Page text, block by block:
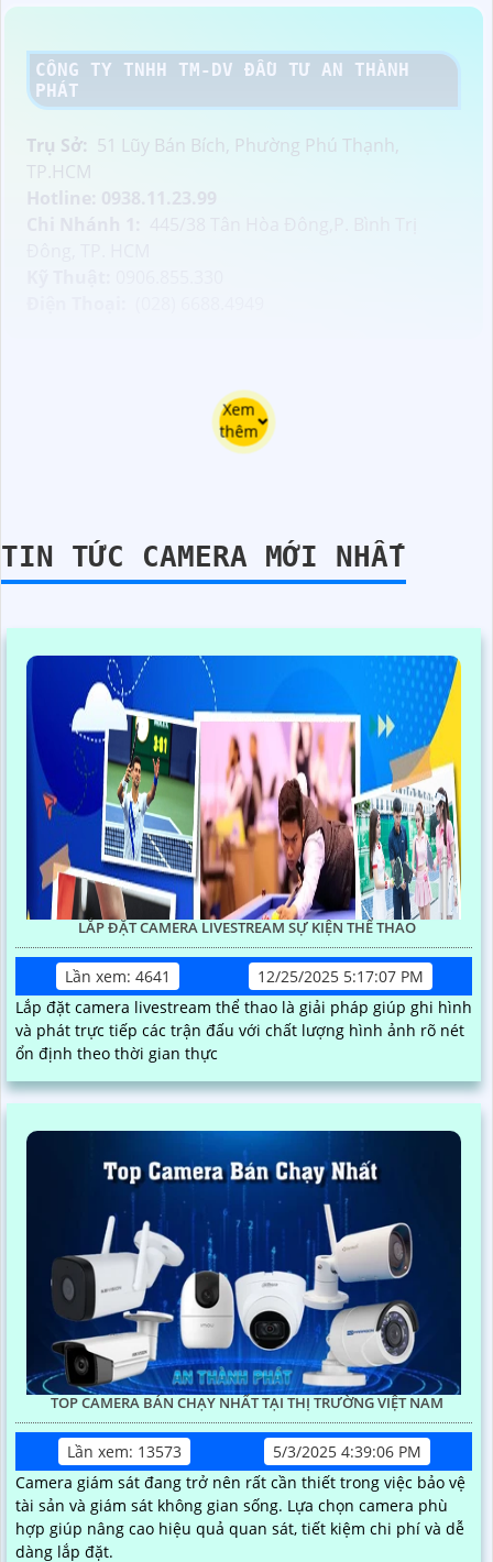
CÔNG TY TNHH TM-DV ĐẦU TƯ AN THÀNH
PHÁT
Trụ Sở: 51 Lũy Bán Bích, Phường Phú Thạnh,
TP.HCM
Hotline: 0938.11.23.99
Xem
thêm
TIN TỨC CAMERA MỚI NHẤT
LẮP ĐẶT CAMERA LIVESTREAM SỰ KIỆN THỂ THAO
Lần xem: 4641
12/25/2025 5:17:07 PM
Lắp đặt camera livestream thể thao là giải pháp giúp ghi hình
và phát trực tiếp các trận đấu với chất lượng hình ảnh rõ nét
ổn định theo thời gian thực
TOP CAMERA BÁN CHẠY NHẤT TẠI THỊ TRƯỜNG VIỆT NAM
Lần xem: 13573
5/3/2025 4:39:06 PM
Camera giám sát đang trở nên rất cần thiết trong việc bảo vệ
tài sản và giám sát không gian sống. Lựa chọn camera phù
hợp giúp nâng cao hiệu quả quan sát, tiết kiệm chi phí và dễ
dàng lắp đặt.